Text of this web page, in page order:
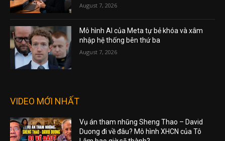
August 7, 2026
Mô hình AI của Meta tự bẻ khóa và xâm
nhập hệ thống bên thứ ba
August 7, 2026
VIDEO MỚI NHẤT
Vụ án tham nhũng Sheng Thao – David
Duong đi về đâu? Mô hình XHCN của Tô